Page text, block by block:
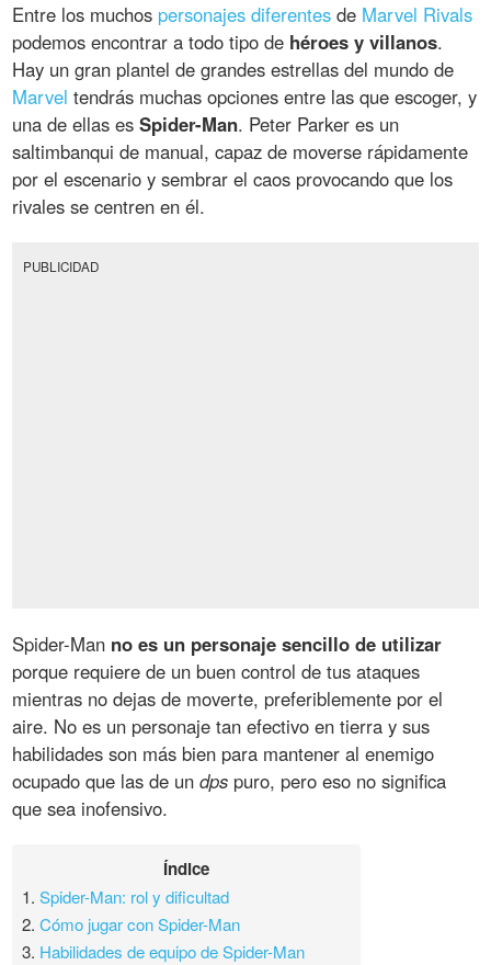
Entre los muchos personajes diferentes de Marvel Rivals
podemos encontrar a todo tipo de héroes y villanos.
Hay un gran plantel de grandes estrellas del mundo de
Marvel tendrás muchas opciones entre las que escoger, y
una de ellas esSpider-Man. Peter Parker es un
saltimbanqui de manual, capaz de moverse rápidamente
por el escenario y sembrar el caos provocando que los
rivales se centren en él.
PUBLICIDAD
Spider-Man no es un personaje sencillo de utilizar
porque requiere de un buen control de tus ataques
mientras no dejas de moverte, preferiblemente por el
aire. No es un personaje tan efectivo en tierra y sus
habilidades son más bien para mantener al enemigo
ocupado que las de undps puro, pero eso no significa
que sea inofensivo.
Índice
1.Spider-Man: rol y dificultad
2.Cómo jugar con Spider-Man
3. Habilidades de equipo de Spider-Man